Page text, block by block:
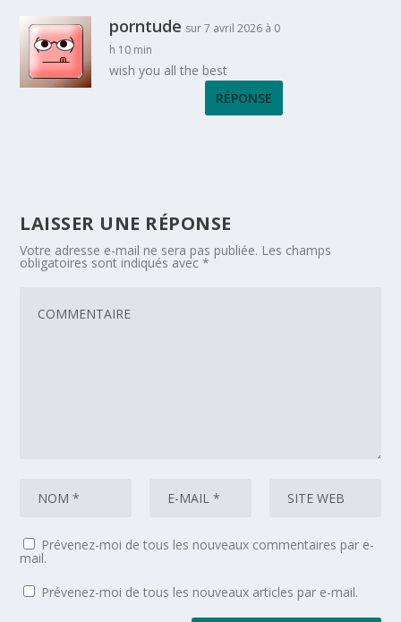
porntude sur 7 avril 2026 à 0
h 10 min
wish you all the best
RÉPONSE
LAISSER UNE RÉPONSE
Votre adresse e-mail ne sera pas publiée. Les champs
obligatoires sont indiqués avec*
Prévenez-moi de tous les nouveaux commentaires par e-
mail.
Prévenez-moi de tous les nouveaux articles par e-mail.